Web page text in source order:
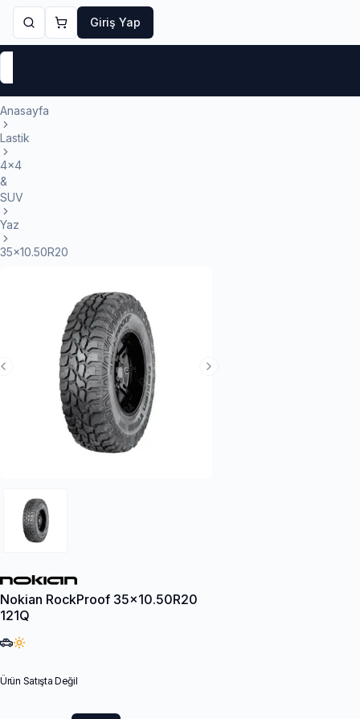
Giriş Yap
Anasayfa
Lastik
4x4
&
SUV
Yaz
35x10.50R20
Next Slide
Previous Slide
Nokian RockProof 35x10.50R20
121Q
Ürün Satışta Değil